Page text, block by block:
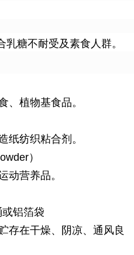
糖不耐受及素食人群。
、植物基食品。
纸纺织粘合剂。
）
动营养品。
铝箔袋
存在干燥、阴凉、通风良